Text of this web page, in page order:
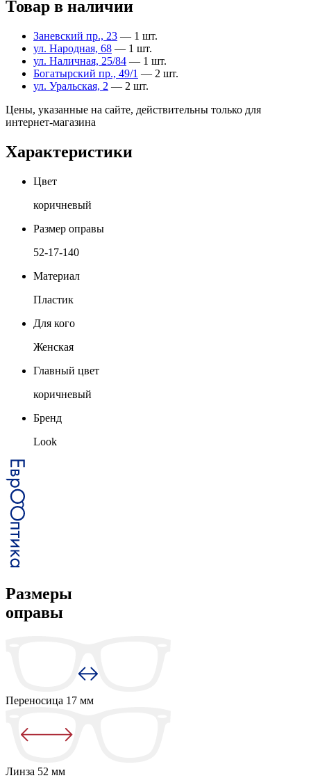
Товар в наличии
Заневский пр., 23 — 1 шт.
ул. Народная, 68 — 1 шт.
ул. Наличная, 25/84 — 1 шт.
Богатырский пр., 49/1 — 2 шт.
ул. Уральская, 2 — 2 шт.
Цены, указанные на сайте, действительны только для
интернет-магазина
Характеристики
Цвет
коричневый
Размер оправы
52-17-140
Материал
Пластик
Для кого
Женская
Главный цвет
коричневый
Бренд
Look
Размеры
оправы
Переносица 17 мм
Линза 52 мм